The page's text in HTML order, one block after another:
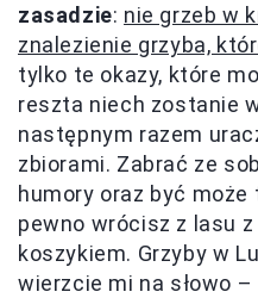
zasadzie: nie grzeb w
znalezienie grzyba,
tylko te okazy, które
reszta niech zostanie
następnym razem
zbiorami. Zabrać ze
humory oraz być
pewno wrócisz z lasu
koszykiem. Grzyby w
wierzcie mi na słowo